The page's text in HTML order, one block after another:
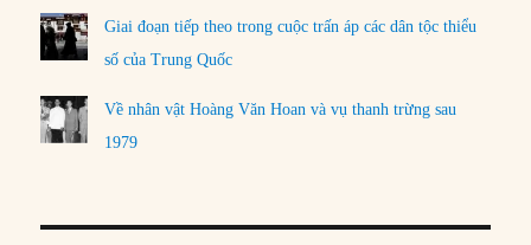
Giai đoạn tiếp theo trong cuộc trấn áp các dân tộc thiểu
số của Trung Quốc
Về nhân vật Hoàng Văn Hoan và vụ thanh trừng sau
1979